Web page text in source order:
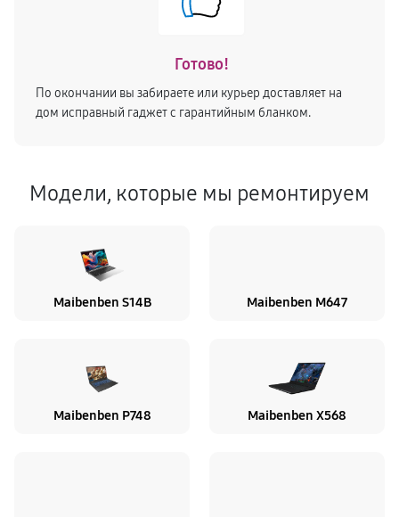
Готово!
По окончании вы забираете или курьер доставляет на
дом исправный гаджет с гарантийным бланком.
Модели, которые мы ремонтируем
Maibenben S14B Maibenben M647
Maibenben P748 Maibenben X568